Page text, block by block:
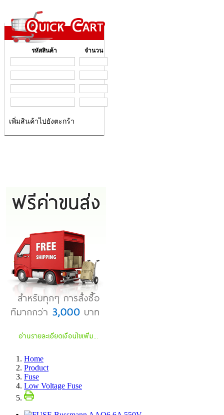
รหัสสินค้า จำนวน
เพิ่มสินค้าไปยังตะกร้า
Home
Product
Fuse
Low Voltage Fuse